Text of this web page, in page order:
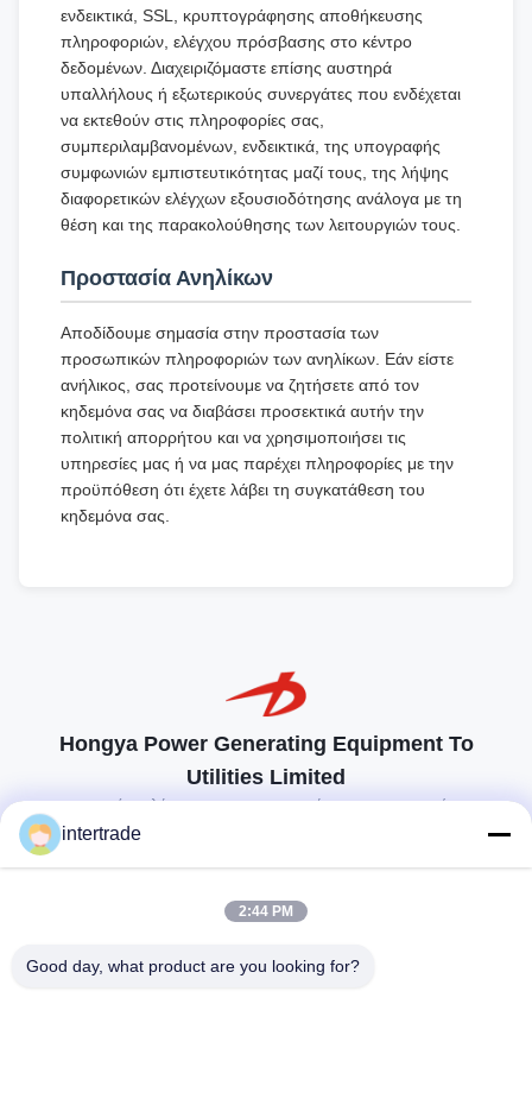
ενδεικτικά, SSL, κρυπτογράφησης αποθήκευσης
πληροφοριών, ελέγχου πρόσβασης στο κέντρο
δεδομένων. Διαχειριζόμαστε επίσης αυστηρά
υπαλλήλους ή εξωτερικούς συνεργάτες που ενδέχεται
να εκτεθούν στις πληροφορίες σας,
συμπεριλαμβανομένων, ενδεικτικά, της υπογραφής
συμφωνιών εμπιστευτικότητας μαζί τους, της λήψης
διαφορετικών ελέγχων εξουσιοδότησης ανάλογα με τη
θέση και της παρακολούθησης των λειτουργιών τους.
Προστασία Ανηλίκων
Αποδίδουμε σημασία στην προστασία των
προσωπικών πληροφοριών των ανηλίκων. Εάν είστε
ανήλικος, σας προτείνουμε να ζητήσετε από τον
κηδεμόνα σας να διαβάσει προσεκτικά αυτήν την
πολιτική απορρήτου και να χρησιμοποιήσει τις
υπηρεσίες μας ή να μας παρέχει πληροφορίες με την
προϋπόθεση ότι έχετε λάβει τη συγκατάθεση του
κηδεμόνα σας.
Hongya Power Generating Equipment To
Utilities Limited
προσαρμοσμένες λύσεις για να ανταποκρίνονται στις απαιτήσεις των
86-28-37561966-8:00
intertrade
2:44 PM
Good day, what product are you looking for?